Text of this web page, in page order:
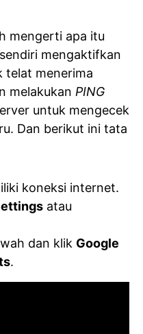
mengerti apa itu
mengaktifkan
telat menerima
melakukan PING
untuk mengecek
Dan berikut ini tata
koneksi internet.
atau
dan klik Google
.